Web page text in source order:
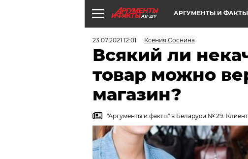
AIF.BY АРГУМЕНТЫ И
23.07.2021 12:01 Ксения Соснина
Всякий ли
товар можно
магазин?
"Аргументы и факты" в Беларуси № 29. Клиент